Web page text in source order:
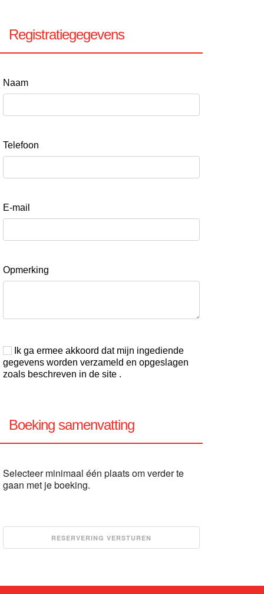
Registratiegegevens
Naam
Telefoon
E-mail
Opmerking
Ik ga ermee akkoord dat mijn ingediende
gegevens worden verzameld en opgeslagen
zoals beschreven in de site .
Boeking samenvatting
Selecteer minimaal één plaats om verder te
gaan met je boeking.